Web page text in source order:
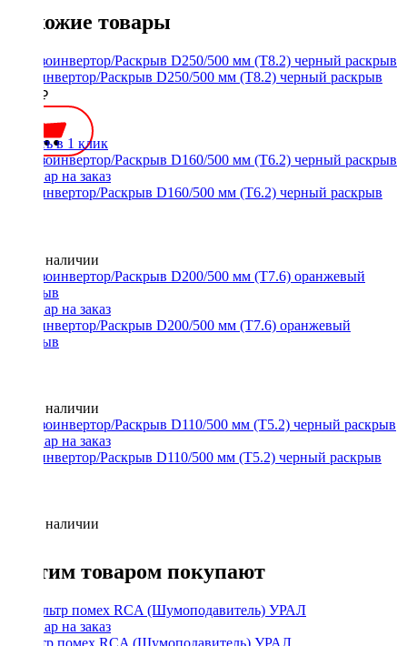
Похожие товары
Фазоинвертор/Раскрыв D250/500 мм (Т8.2) черный раскрыв
2200 ₽
Купить в 1 клик
Фазоинвертор/Раскрыв D160/500 мм (Т6.2) черный раскрыв
Нет в наличии
Фазоинвертор/Раскрыв D200/500 мм (Т7.6) оранжевый
раскрыв
Нет в наличии
Фазоинвертор/Раскрыв D110/500 мм (Т5.2) черный раскрыв
Нет в наличии
С этим товаром покупают
Фильтр помех RCA (Шумоподавитель) УРАЛ